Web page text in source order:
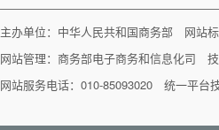
主办单位：中华人民共和国商务部 网站
网站管理：商务部电子商务和信息化司 技
网站服务电话：010-85093020 统一平台